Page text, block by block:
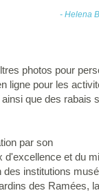
- Helena
photos pour
ligne pour les
que des rabais
par son
et du
institutions
des Ramées, la